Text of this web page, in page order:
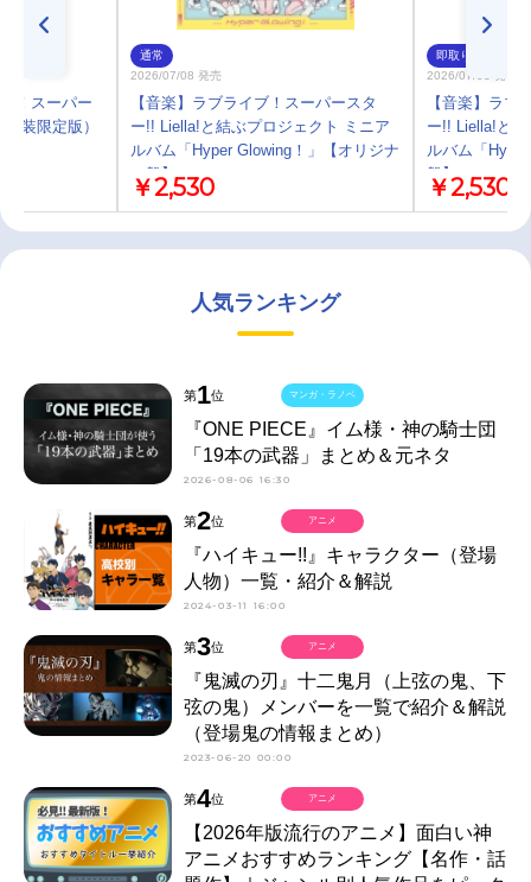
！スーパー
装限定版）
通常
2026/07/08 発売
【音楽】ラブライブ！スーパースタ
ー!! Liella!と結ぶプロジェクト ミニア
ルバム「Hyper Glowing！」【オリジナ
ル盤】
￥2,530
即取り
2026/07/08 発売
【音楽】ラブ
ー!! Liella!と
ルバム「
盤】
￥2,530
人気ランキング
第1位
『ONE PIECE』イム様・神の騎士団
「19本の武器」まとめ＆元ネタ
2026-08-06 16:30
マンガ・ラノベ
第2位
『ハイキュー!!』キャラクター（登場
人物）一覧・紹介＆解説
2024-03-11 16:00
アニメ
第3位
『鬼滅の刃』十二鬼月（上弦の鬼、下
弦の鬼）メンバーを一覧で紹介＆解説
（登場鬼の情報まとめ）
2023-06-20 00:00
アニメ
第4位
【2026年版流行のアニメ】面白い神
アニメおすすめランキング【名作・話
アニメ